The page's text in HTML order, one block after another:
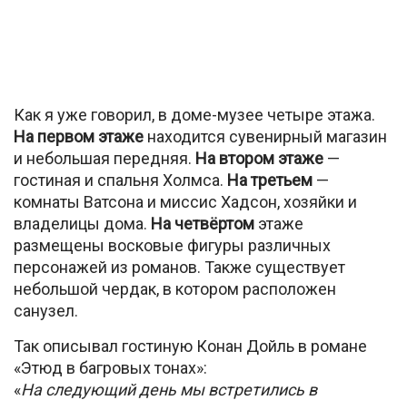
Как я уже говорил, в доме-музее четыре этажа.
На первом этаже находится сувенирный магазин
и небольшая передняя. На втором этаже —
гостиная и спальня Холмса. На третьем —
комнаты Ватсона и миссис Хадсон, хозяйки и
владелицы дома. На четвёртом этаже
размещены восковые фигуры различных
персонажей из романов. Также существует
небольшой чердак, в котором расположен
санузел.
Так описывал гостиную Конан Дойль в романе
«Этюд в багровых тонах»:
«На следующий день мы встретились в